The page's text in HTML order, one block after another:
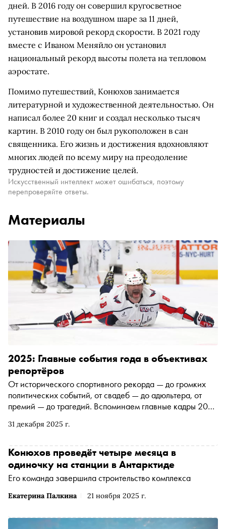
дней. В 2016 году он совершил кругосветное
путешествие на воздушном шаре за 11 дней,
установив мировой рекорд скорости. В 2021 году
вместе с Иваном Меняйло он установил
национальный рекорд высоты полета на тепловом
аэростате.
Помимо путешествий, Конюхов занимается
литературной и художественной деятельностью. Он
написал более 20 книг и создал несколько тысяч
картин. В 2010 году он был рукоположен в сан
священника. Его жизнь и достижения вдохновляют
многих людей по всему миру на преодоление
трудностей и достижение целей.
Искусственный интеллект может ошибаться, поэтому
перепроверяйте ответы.
Материалы
31 декабря 2025 г.
2025: Главные события года в объективах
репортёров
От исторического спортивного рекорда — до громких
политических событий, от свадеб — до адюльтера, от
премий — до трагедий. Вспоминаем главные кадры 2025
Екатерина Палкина 21 ноября 2025 г.
Конюхов проведёт четыре месяца в
одиночку на станции в Антарктиде
Его команда завершила строительство комплекса